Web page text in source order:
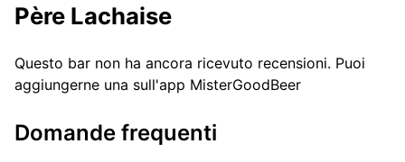
Père Lachaise
Questo bar non ha ancora ricevuto recensioni. Puoi
aggiungerne una sull'app MisterGoodBeer
Domande frequenti